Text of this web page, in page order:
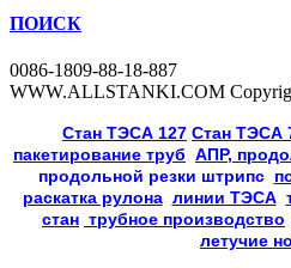
ПОИСК
0086-1809-88-18-887
WWW.ALLSTANKI.COM
Cтан ТЭСА 127 Cтан ТЭСА
пакетирование труб АПР,
продольной резки штрипс,
раскатка рулона, линии ТЭСА,
стан трубное производство
летучие